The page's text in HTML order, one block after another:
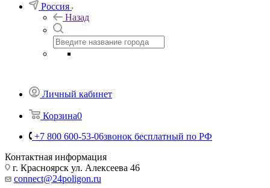
Россия
Назад
Личный кабинет
Корзина0
+7 800 600-53-06звонок бесплатный по РФ
Контактная информация
г. Красноярск ул. Алексеева 46
connect@24poligon.ru